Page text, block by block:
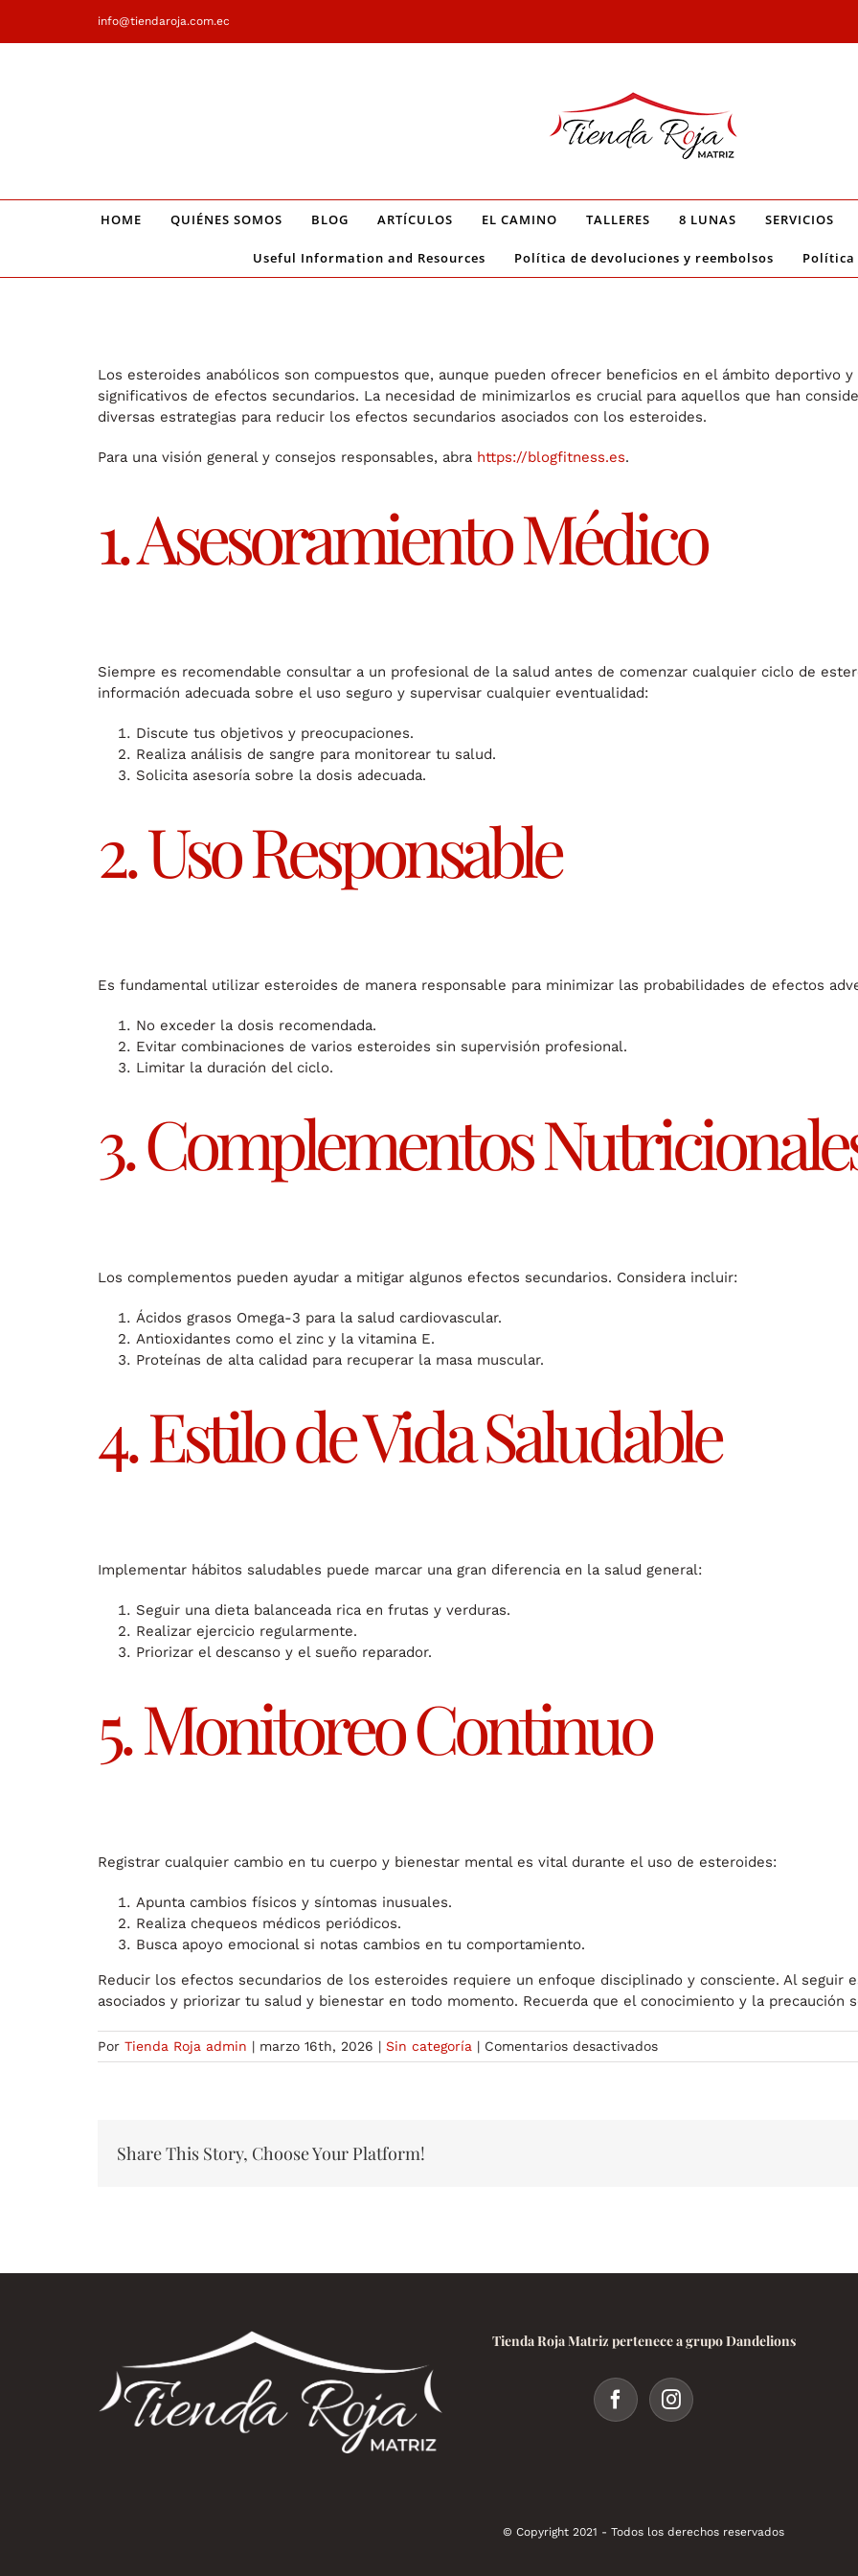
info@tiendaroja.com.ec
HOME QUIÉNES SOMOS BLOG ARTÍCULOS EL CAMINO TALLERES 8 LUNAS SERVICIOS
Useful Information and Resources Política de devoluciones y reembolsos Política
Los esteroides anabólicos son compuestos que, aunque pueden ofrecer beneficios en el ámbito deportivo
significativos de efectos secundarios. La necesidad de minimizarlos es crucial para aquellos que han
diversas estrategias para reducir los efectos secundarios asociados con los esteroides.
Para una visión general y consejos responsables, abra https://blogfitness.es.
1. Asesoramiento Médico
Siempre es recomendable consultar a un profesional de la salud antes de comenzar cualquier ciclo de
información adecuada sobre el uso seguro y supervisar cualquier eventualidad:
Discute tus objetivos y preocupaciones.
Realiza análisis de sangre para monitorear tu salud.
Solicita asesoría sobre la dosis adecuada.
2. Uso Responsable
Es fundamental utilizar esteroides de manera responsable para minimizar las probabilidades de efectos
No exceder la dosis recomendada.
Evitar combinaciones de varios esteroides sin supervisión profesional.
Limitar la duración del ciclo.
3. Complementos
Los complementos pueden ayudar a mitigar algunos efectos secundarios. Considera incluir:
Ácidos grasos Omega-3 para la salud cardiovascular.
Antioxidantes como el zinc y la vitamina E.
Proteínas de alta calidad para recuperar la masa muscular.
4. Estilo de Vida Saludable
Implementar hábitos saludables puede marcar una gran diferencia en la salud general:
Seguir una dieta balanceada rica en frutas y verduras.
Realizar ejercicio regularmente.
Priorizar el descanso y el sueño reparador.
5. Monitoreo Continuo
Registrar cualquier cambio en tu cuerpo y bienestar mental es vital durante el uso de esteroides:
Apunta cambios físicos y síntomas inusuales.
Realiza chequeos médicos periódicos.
Busca apoyo emocional si notas cambios en tu comportamiento.
Reducir los efectos secundarios de los esteroides requiere un enfoque disciplinado y consciente. Al seguir
asociados y priorizar tu salud y bienestar en todo momento. Recuerda que el conocimiento y la precaución
Por Tienda Roja admin | marzo 16th, 2026 | Sin categoría | Comentarios desactivadosen
Cómo
Share This Story, Choose Your Platform!
Tienda Roja Matriz pertenece a grupo Dandelions
© Copyright 2021 - Todos los derechos reservados